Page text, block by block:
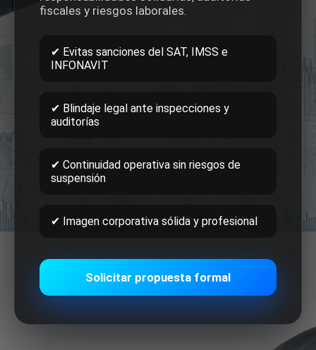
fiscales y riesgos laborales.
✔ Evitas sanciones del SAT, IMSS e
INFONAVIT
✔ Blindaje legal ante inspecciones y
auditorías
✔ Continuidad operativa sin riesgos de
suspensión
✔ Imagen corporativa sólida y profesional
Solicitar propuesta formal